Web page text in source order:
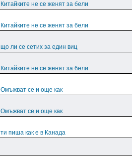
Китайките не се женят за бели
Китайките не се женят за бели
що ли се сетих за един виц
Китайките не се женят за бели
Омъжват се и още как
Омъжват се и още как
ти пиша как е в Канада